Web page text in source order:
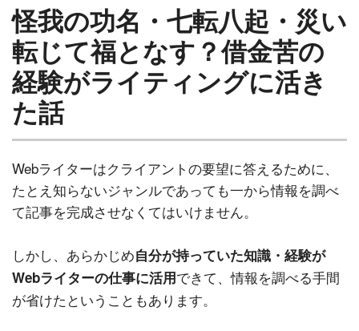
怪我の功名・七転八起・災い
転じて福となす？借金苦の
経験がライティングに活き
た話
Webライターはクライアントの要望に答えるために、
たとえ知らないジャンルであっても一から情報を調べ
て記事を完成させなくてはいけません。
しかし、あらかじめ自分が持っていた知識・経験が
Webライターの仕事に活用できて、情報を調べる手間
が省けたということもあります。